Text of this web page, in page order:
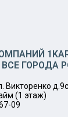
ГОРОДА
Викторенко
(1 этаж)
09